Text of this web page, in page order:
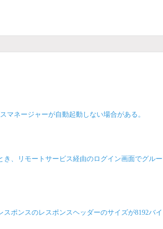
マネージャーが自動起動しない場合がある。
、リモートサービス経由のログイン画面でグル
ポンスのレスポンスヘッダーのサイズが8192バ